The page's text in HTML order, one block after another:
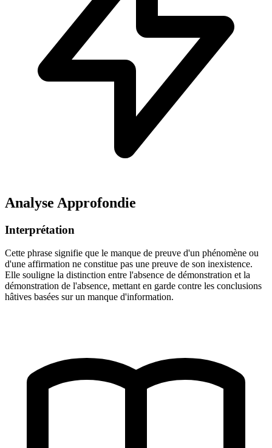
Analyse Approfondie
Interprétation
Cette phrase signifie que le manque de preuve d'un phénomène ou
d'une affirmation ne constitue pas une preuve de son inexistence.
Elle souligne la distinction entre l'absence de démonstration et la
démonstration de l'absence, mettant en garde contre les conclusions
hâtives basées sur un manque d'information.